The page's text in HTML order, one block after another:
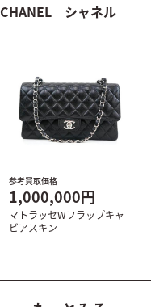
CHANEL シャネル
参考買取価格
1,000,000円
マトラッセWフラップキャ
ビアスキン